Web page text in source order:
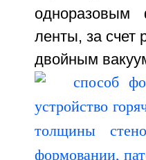
ленты, за счет
двойным